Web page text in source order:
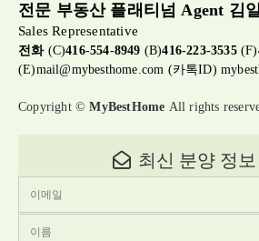
전문 부동산 플래티넘 Agent 김
Sales Representative
전화(C)416-554-8949 (B)416-223-3535(F)
(E)mail@mybesthome.com (카톡ID)
Copyright ©MyBestHome All rights
최신 분양 정보